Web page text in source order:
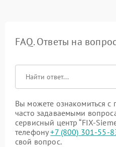
FAQ. Ответы на
Вы можете ознакомиться
часто задаваемыми
сервисный центр “FIX-
телефону+7 (800) 301-55-
свой вопрос.